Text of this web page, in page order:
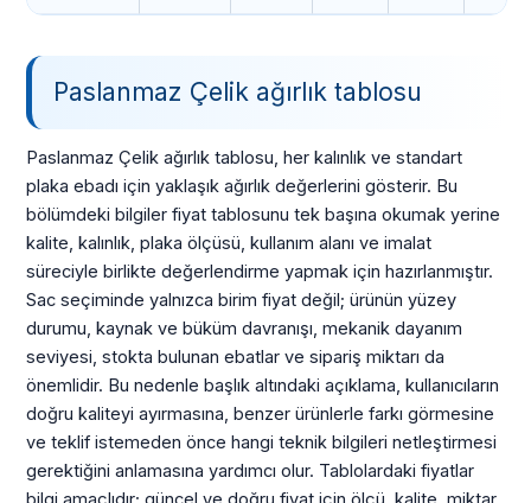
Paslanmaz Çelik ağırlık tablosu
Paslanmaz Çelik ağırlık tablosu, her kalınlık ve standart
plaka ebadı için yaklaşık ağırlık değerlerini gösterir. Bu
bölümdeki bilgiler fiyat tablosunu tek başına okumak yerine
kalite, kalınlık, plaka ölçüsü, kullanım alanı ve imalat
süreciyle birlikte değerlendirme yapmak için hazırlanmıştır.
Sac seçiminde yalnızca birim fiyat değil; ürünün yüzey
durumu, kaynak ve büküm davranışı, mekanik dayanım
seviyesi, stokta bulunan ebatlar ve sipariş miktarı da
önemlidir. Bu nedenle başlık altındaki açıklama, kullanıcıların
doğru kaliteyi ayırmasına, benzer ürünlerle farkı görmesine
ve teklif istemeden önce hangi teknik bilgileri netleştirmesi
gerektiğini anlamasına yardımcı olur. Tablolardaki fiyatlar